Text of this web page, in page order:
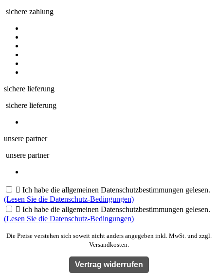
sichere zahlung
sichere lieferung
sichere lieferung
unsere partner
unsere partner
 Ich habe die allgemeinen Datenschutzbestimmungen gelesen.
(Lesen Sie die Datenschutz-Bedingungen)
 Ich habe die allgemeinen Datenschutzbestimmungen gelesen.
(Lesen Sie die Datenschutz-Bedingungen)
Die Preise verstehen sich soweit nicht anders angegeben inkl. MwSt. und zzgl.
Versandkosten.
Vertrag widerrufen